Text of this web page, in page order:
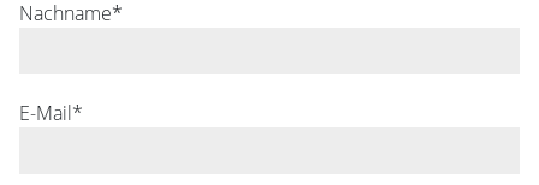
Nachname*
E-Mail*